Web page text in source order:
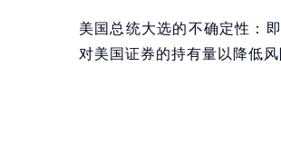
美国总统大选的不确定性：
对美国证券的持有量以降低风